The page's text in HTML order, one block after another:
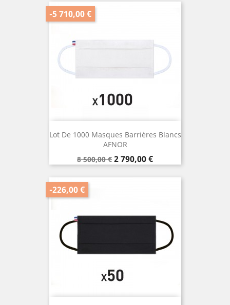
base
Lot De 1000 Masques Barrières Blancs
AFNOR
Prix
de
base
8 500,00 €
-5 710,00 €
Prix
2 790,00 €
-226,00 €